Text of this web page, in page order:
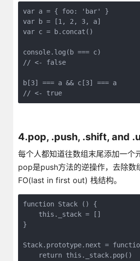
var a = { foo: 'bar' }
var b = [1, 2, 3, a]
var c = b.concat()
console.log(b === c)
// <- false
b[3] === a && c[3] === a
// <- true
4.pop, .push, .shift, and
每个人都知道往数组末尾添加一
pop是push方法的逆操作，去除数
FO(last in first out) 栈结构。
function Stack () {
    this._stack = []
}
Stack.prototype.next =
    return this._stack.pop()